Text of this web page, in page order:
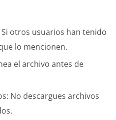
otros usuarios han tenido
lo mencionen.
el archivo antes de
No descargues archivos